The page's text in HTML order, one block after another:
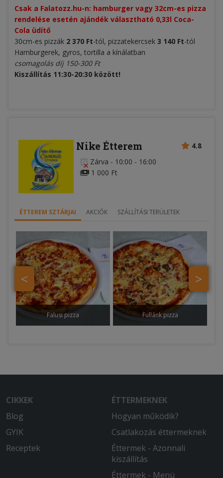
Csak a Falatozz.hu-n: hamburger vagy 32cm-es pizza
rendelése esetén ajándék választható 0,33l Coca-
Cola üdítő ​
30cm-es pizzák 2 370 Ft-tól, pizzatekercsek 3 140 Ft-tól
Hamburgerek, gyros, tortilla a kínálatban
csomagolás díj 150-300 Ft
Kiszállítás 11:30-20:30 között!
4.8
Nike Étterem
Zárva - 10:00 - 16:00
1 000 Ft
ÉTTEREM SZTÁRJAI AKCIÓK SZÁLLÍTÁSI TERÜLETEK
>
<
Falusi pizza Fullánk pizza
CIKKEK
Blog
GYIK
Receptek
ÉTTERMEKNEK
Hogyan működik?
Csatlakozás éttermeknek
Éttermek - Azonnali
kiszállítás
Éttermek - Menü